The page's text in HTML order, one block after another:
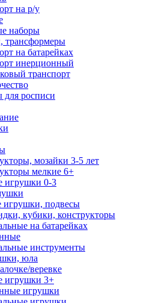
на р/у
наборы
трансформеры
на батарейках
инерционный
транспорт
для росписи
мозайки 3-5 лет
мелкие 6+
игрушки 0-3
игрушки, подвесы
кубики, конструкторы
на батарейках
инструменты
юла
веревке
игрушки 3+
игрушки